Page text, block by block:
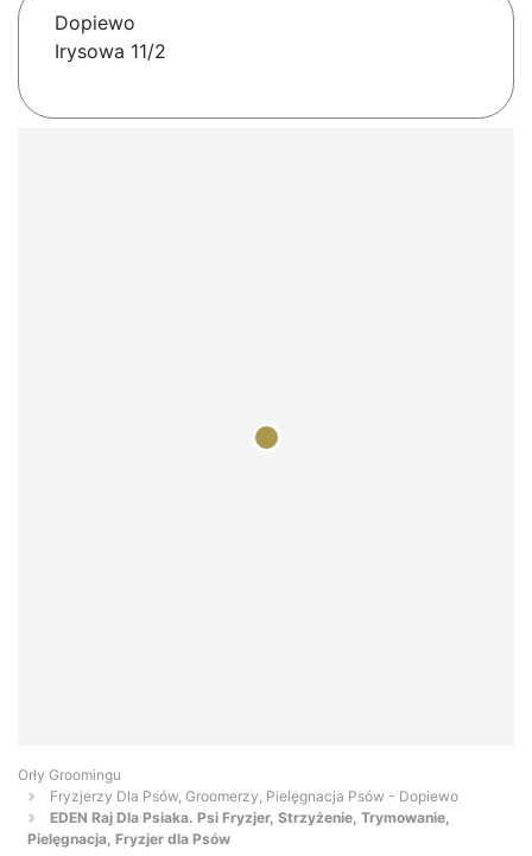
Dopiewo
Irysowa 11/2
Orły Groomingu
Fryzjerzy Dla Psów, Groomerzy, Pielęgnacja Psów - Dopiewo
EDEN Raj Dla Psiaka. Psi Fryzjer, Strzyżenie, Trymowanie,
Pielęgnacja, Fryzjer dla Psów